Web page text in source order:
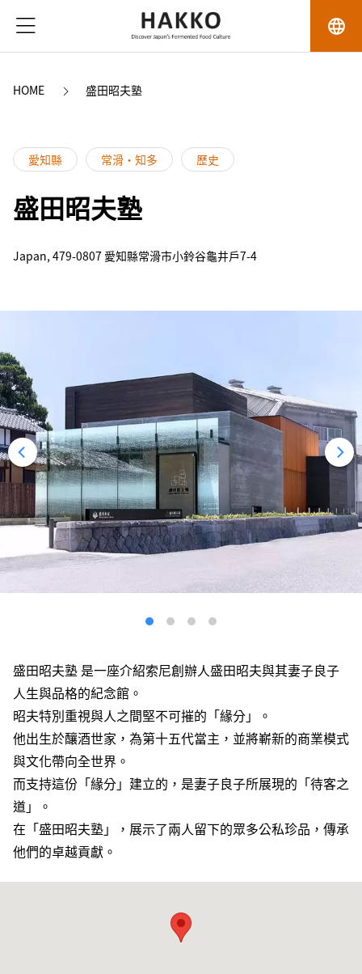
language
HOME 盛田昭夫塾
愛知縣 常滑・知多 歷史
盛田昭夫塾
Japan, 479-0807 愛知縣常滑市小鈴谷龜井戶7-4
盛田昭夫塾 是一座介紹索尼創辦人盛田昭夫與其妻子良子
人生與品格的紀念館。
昭夫特別重視與人之間堅不可摧的「緣分」。
他出生於釀酒世家，為第十五代當主，並將嶄新的商業模式
與文化帶向全世界。
而支持這份「緣分」建立的，是妻子良子所展現的「待客之
道」。
在「盛田昭夫塾」，展示了兩人留下的眾多公私珍品，傳承
他們的卓越貢獻。